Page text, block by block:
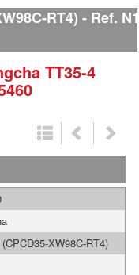
RT4) Ref.
TT35-4
XW98C-RT4)